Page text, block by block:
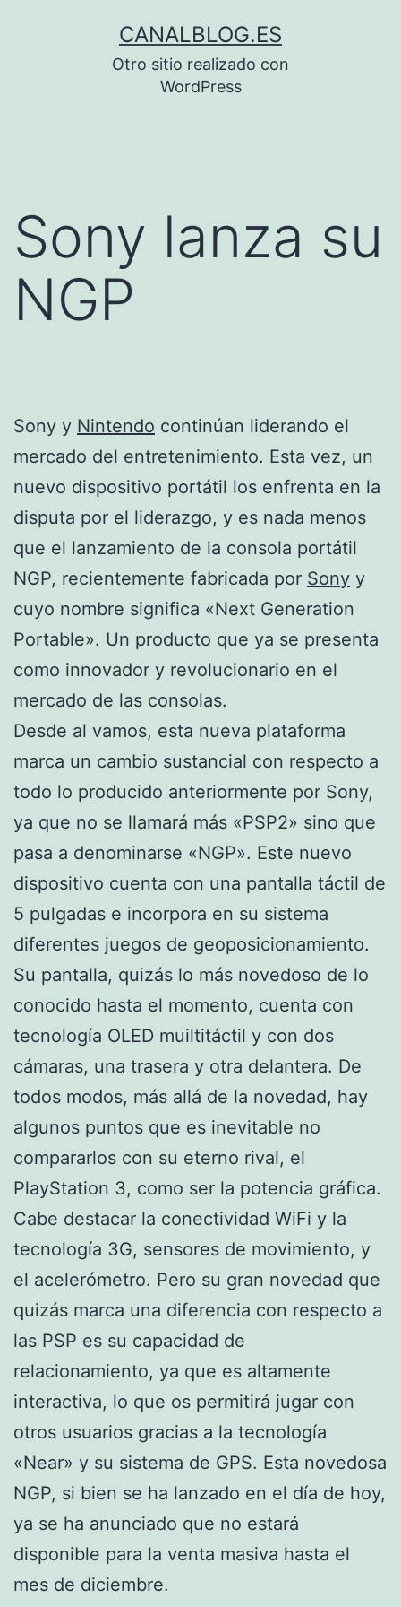
CANALBLOG.ES
Otro sitio realizado con
WordPress
Sony lanza su
NGP
Sony y Nintendo continúan liderando el
mercado del entretenimiento. Esta vez, un
nuevo dispositivo portátil los enfrenta en la
disputa por el liderazgo, y es nada menos
que el lanzamiento de la consola portátil
NGP, recientemente fabricada por Sony y
cuyo nombre significa «Next Generation
Portable». Un producto que ya se presenta
como innovador y revolucionario en el
mercado de las consolas.
Desde al vamos, esta nueva plataforma
marca un cambio sustancial con respecto a
todo lo producido anteriormente por Sony,
ya que no se llamará más «PSP2» sino que
pasa a denominarse «NGP». Este nuevo
dispositivo cuenta con una pantalla táctil de
5 pulgadas e incorpora en su sistema
diferentes juegos de geoposicionamiento.
Su pantalla, quizás lo más novedoso de lo
conocido hasta el momento, cuenta con
tecnología OLED muiltitáctil y con dos
cámaras, una trasera y otra delantera. De
todos modos, más allá de la novedad, hay
algunos puntos que es inevitable no
compararlos con su eterno rival, el
PlayStation 3, como ser la potencia gráfica.
Cabe destacar la conectividad WiFi y la
tecnología 3G, sensores de movimiento, y
el acelerómetro. Pero su gran novedad que
quizás marca una diferencia con respecto a
las PSP es su capacidad de
relacionamiento, ya que es altamente
interactiva, lo que os permitirá jugar con
otros usuarios gracias a la tecnología
«Near» y su sistema de GPS. Esta novedosa
NGP, si bien se ha lanzado en el día de hoy,
ya se ha anunciado que no estará
disponible para la venta masiva hasta el
mes de diciembre.